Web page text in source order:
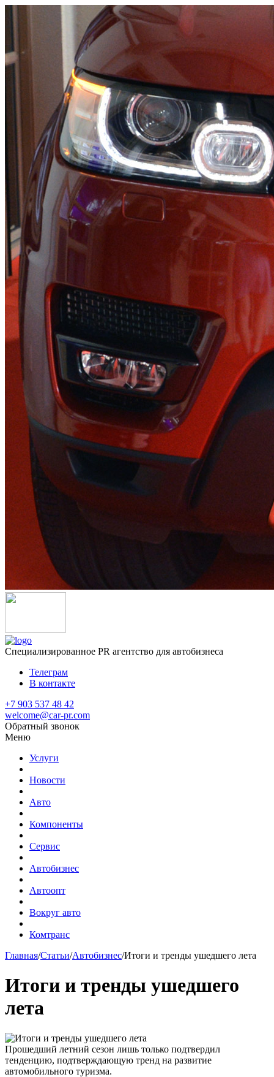
Специализированное PR агентство для автобизнеса
Телеграм
В контакте
+7 903 537 48 42
welcome@car-pr.com
Обратный звонок
Меню
Услуги
Новости
Авто
Компоненты
Сервис
Автобизнес
Автоопт
Вокруг авто
Комтранс
Главная/Статьи/Автобизнес/Итоги и тренды ушедшего лета
Итоги и тренды ушедшего
лета
Прошедший летний сезон лишь только подтвердил
тенденцию, подтверждающую тренд на развитие
автомобильного туризма.